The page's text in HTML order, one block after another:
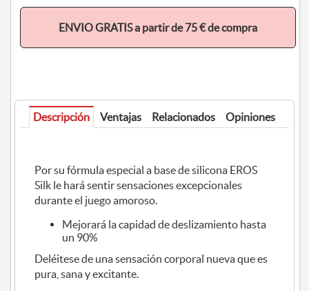
ENVIO GRATIS a partir de 75 € de compra
Descripción Ventajas Relacionados Opiniones
Por su fórmula especial a base de silicona EROS
Silk le hará sentir sensaciones excepcionales
durante el juego amoroso.
Mejorará la capidad de deslizamiento hasta
un 90%
Deléitese de una sensación corporal nueva que es
pura, sana y excitante.